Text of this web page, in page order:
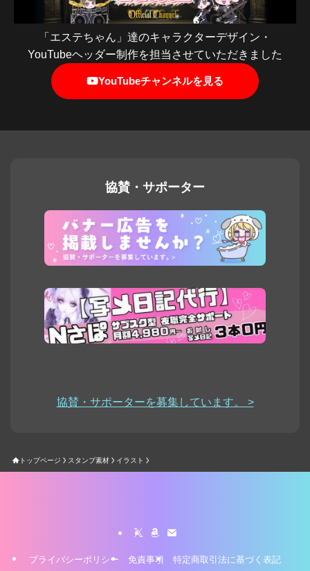
「エステちゃん」達のキャラクターデザイン・
YouTubeヘッダー制作を担当させていただきました
YouTubeチャンネルを見る
協賛・サポーター
協賛・サポーターを募集しています。 >
トップページ スタンプ素材 イラスト
プライバシーポリシー 免責事項 特定商取引法に基づく表記